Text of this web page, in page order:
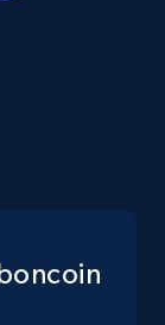
and